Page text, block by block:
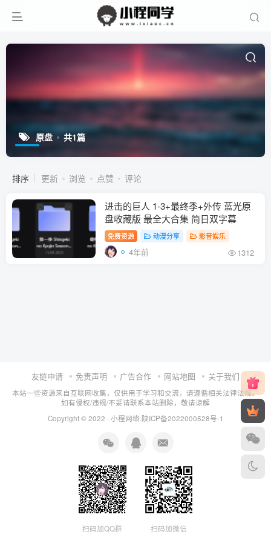
原盘 共1篇
排序 更新 浏览 点赞 评论
进击的巨人 1-3+最终季+外传 蓝光原
盘收藏版 最全大合集 简日双字幕
免费资源 动漫分享 影音娱乐
4年前 1312
友链申请 免责声明 广告合作 网站地图 关于我们
本站一些资源来自互联网收集，仅供用于学习和交流，请遵循相关法律法规。
如有侵权/违规/不妥请联系本站删除，敬请谅解
Copyright © 2022 · 小程网络 陕ICP备2022000528号-1
扫码加QQ群 扫码加微信